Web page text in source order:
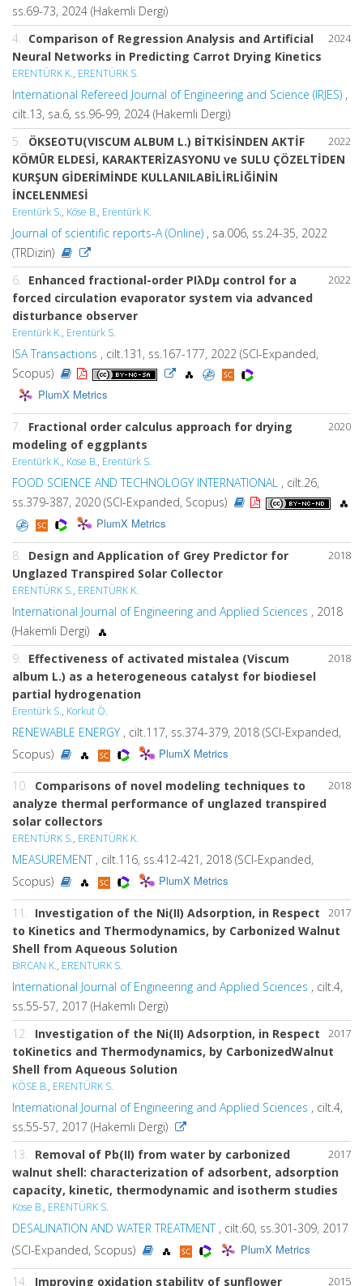
ss.69-73, 2024 (Hakemli Dergi)
2024
4. Comparison of Regression Analysis and Artificial
Neural Networks in Predicting Carrot Drying Kinetics
ERENTÜRK K., ERENTÜRK S.
International Refereed Journal of Engineering and Science (IRJES) ,
cilt.13, sa.6, ss.96-99, 2024 (Hakemli Dergi)
2022
5. ÖKSEOTU(VISCUM ALBUM L.) BİTKİSİNDEN AKTİF
KÖMÜR ELDESİ, KARAKTERİZASYONU ve SULU ÇÖZELTİDEN
KURŞUN GİDERİMİNDE KULLANILABİLİRLİĞİNİN
İNCELENMESİ
Erentürk S., Köse B., Erentürk K.
Journal of scientific reports-A (Online) , sa.006, ss.24-35, 2022
(TRDizin)
2022
6. Enhanced fractional-order PIλDμ control for a
forced circulation evaporator system via advanced
disturbance observer
Erentürk K., Erentürk S.
ISA Transactions , cilt.131, ss.167-177, 2022 (SCI-Expanded,
Scopus)
PlumX Metrics
2020
7. Fractional order calculus approach for drying
modeling of eggplants
Erentürk K., Kose B., Erentürk S.
FOOD SCIENCE AND TECHNOLOGY INTERNATIONAL , cilt.26,
ss.379-387, 2020 (SCI-Expanded, Scopus)
PlumX Metrics
2018
8. Design and Application of Grey Predictor for
Unglazed Transpired Solar Collector
ERENTÜRK S., ERENTÜRK K.
International Journal of Engineering and Applied Sciences , 2018
(Hakemli Dergi)
2018
9. Effectiveness of activated mistalea (Viscum
album L.) as a heterogeneous catalyst for biodiesel
partial hydrogenation
Erentürk S., Korkut Ö.
RENEWABLE ENERGY , cilt.117, ss.374-379, 2018 (SCI-Expanded,
Scopus)
PlumX Metrics
2018
10. Comparisons of novel modeling techniques to
analyze thermal performance of unglazed transpired
solar collectors
ERENTÜRK S., ERENTÜRK K.
MEASUREMENT, cilt.116, ss.412-421, 2018 (SCI-Expanded,
Scopus)
PlumX Metrics
2017
11. Investigation of the Ni(II) Adsorption, in Respect
to Kinetics and Thermodynamics, by Carbonized Walnut
Shell from Aqueous Solution
BİRCAN K., ERENTÜRK S.
International Journal of Engineering and Applied Sciences , cilt.4,
ss.55-57, 2017 (Hakemli Dergi)
2017
12. Investigation of the Ni(II) Adsorption, in Respect
toKinetics and Thermodynamics, by CarbonizedWalnut
Shell from Aqueous Solution
KÖSE B., ERENTÜRK S.
International Journal of Engineering and Applied Sciences , cilt.4,
ss.55-57, 2017 (Hakemli Dergi)
2017
13. Removal of Pb(II) from water by carbonized
walnut shell: characterization of adsorbent, adsorption
capacity, kinetic, thermodynamic and isotherm studies
Kose B., ERENTÜRK S.
DESALINATION AND WATER TREATMENT, cilt.60, ss.301-309, 2017
(SCI-Expanded, Scopus)
PlumX Metrics
2015
14. Improving oxidation stability of sunflower